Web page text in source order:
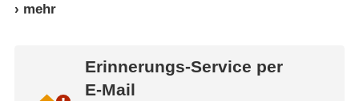
Erinnerungs-Service per
E-Mail